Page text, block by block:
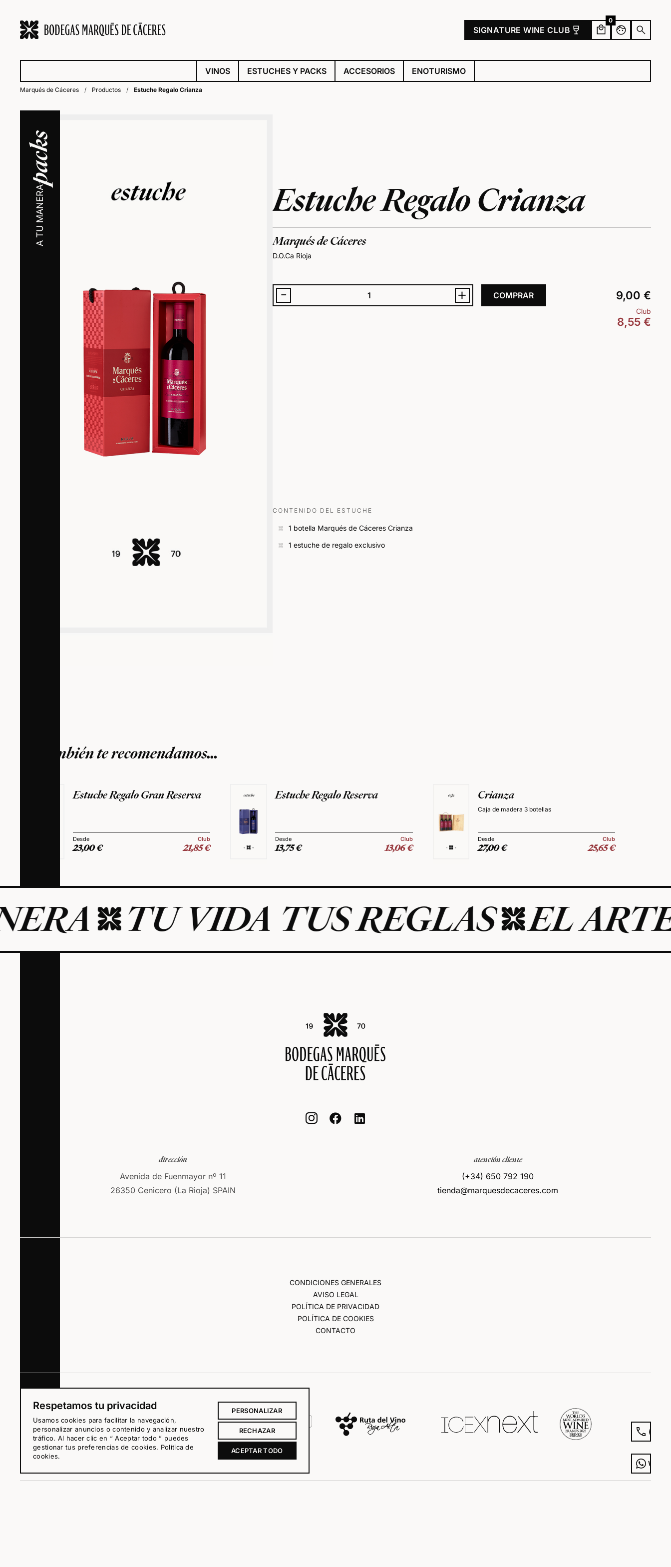
VINOS ESTUCHES Y PACKS ACCESORIOS ENOTURISMO
SIGNATURE WINE CLUB wine_bar
0
face search
Marqués de Cáceres / Productos / Estuche Regalo Crianza
Estuche Regalo Crianza
Marqués de Cáceres
D.O.Ca Rioja
Cantidad
- + COMPRAR 9,00 €
Club
8,55 €
CONTENIDO DEL ESTUCHE
1 botella Marqués de Cáceres Crianza
1 estuche de regalo exclusivo
A TU MANERA
packs
También te recomendamos…
Estuche Regalo Gran Reserva
23,00€
Club
21,85€
Estuche Regalo Reserva
13,75€
Club
13,06€
Crianza
Caja de madera 3 botellas
27,00€
Club
25,65€
TU VIDA TUS REGLAS EL ARTE
  
dirección
Avenida de Fuenmayor nº 11
26350 Cenicero (La Rioja) SPAIN
atención cliente
(+34) 650 792 190
tienda@marquesdecaceres.com
CONDICIONES GENERALES
AVISO LEGAL
POLÍTICA DE PRIVACIDAD
POLÍTICA DE COOKIES
CONTACTO
Respetamos tu privacidad
Usamos cookies para facilitar la navegación,
personalizar anuncios o contenido y analizar nuestro
tráfico. Al hacer clic en “ Aceptar todo ” puedes
gestionar tus preferencias de cookies. Política de
cookies.
PERSONALIZAR
RECHAZAR
ACEPTAR TODO